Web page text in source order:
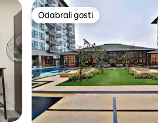
Odabrali gosti
Odabrali gosti